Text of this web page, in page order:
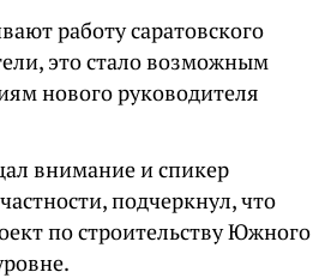
работу саратовского
это стало возможным
нового руководителя
внимание и спикер
подчеркнул, что
по строительству Южного